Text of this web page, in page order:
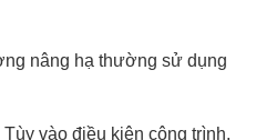
nâng hạ thường sử dụng
vào điều kiện công trình,